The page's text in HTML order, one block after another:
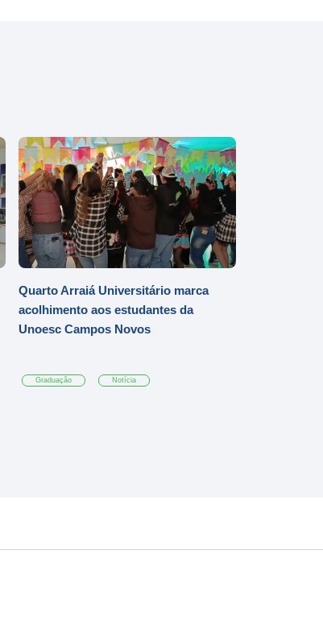
Quarto Arraiá Universitário marca
acolhimento aos estudantes da
Unoesc Campos Novos
Graduação Notícia